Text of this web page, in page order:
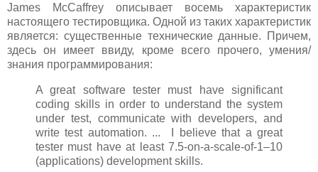
James McCaffrey описывает восемь характеристик
настоящего тестировщика. Одной из таких характеристик
является: существенные технические данные. Причем,
здесь он имеет ввиду, кроме всего прочего, умения/
знания программирования:
A great software tester must have significant
coding skills in order to understand the system
under test, communicate with developers, and
write test automation. ... I believe that a great
tester must have at least 7.5-on-a-scale-of-1–10
(applications) development skills.